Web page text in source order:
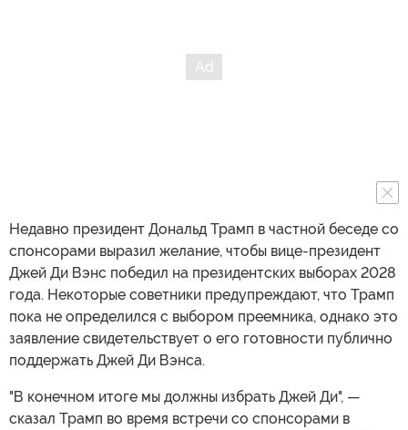
Недавно президент Дональд Трамп в частной беседе со
спонсорами выразил желание, чтобы вице-президент
Джей Ди Вэнс победил на президентских выборах 2028
года. Некоторые советники предупреждают, что Трамп
пока не определился с выбором преемника, однако это
заявление свидетельствует о его готовности публично
поддержать Джей Ди Вэнса.
"В конечном итоге мы должны избрать Джей Ди", —
сказал Трамп во время встречи со спонсорами в